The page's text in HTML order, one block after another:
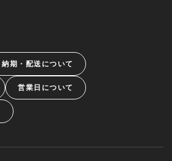
納期・配送について
営業日について